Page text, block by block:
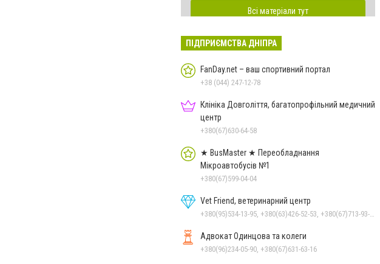
Всі матеріали тут
ПІДПРИЄМСТВА ДНІПРА
FanDay.net – ваш спортивний портал
+38 (044) 247-12-78
Клініка Довголіття, багатопрофільний медичний
центр
+380(67)630-64-58
★ BusMaster ★ Переобладнання
Мікроавтобусів №1
+380(67)599-04-04
Vet Friend, ветеринарний центр
Адвокат Одинцова та колеги
+380(96)234-05-90, +380(67)631-63-16